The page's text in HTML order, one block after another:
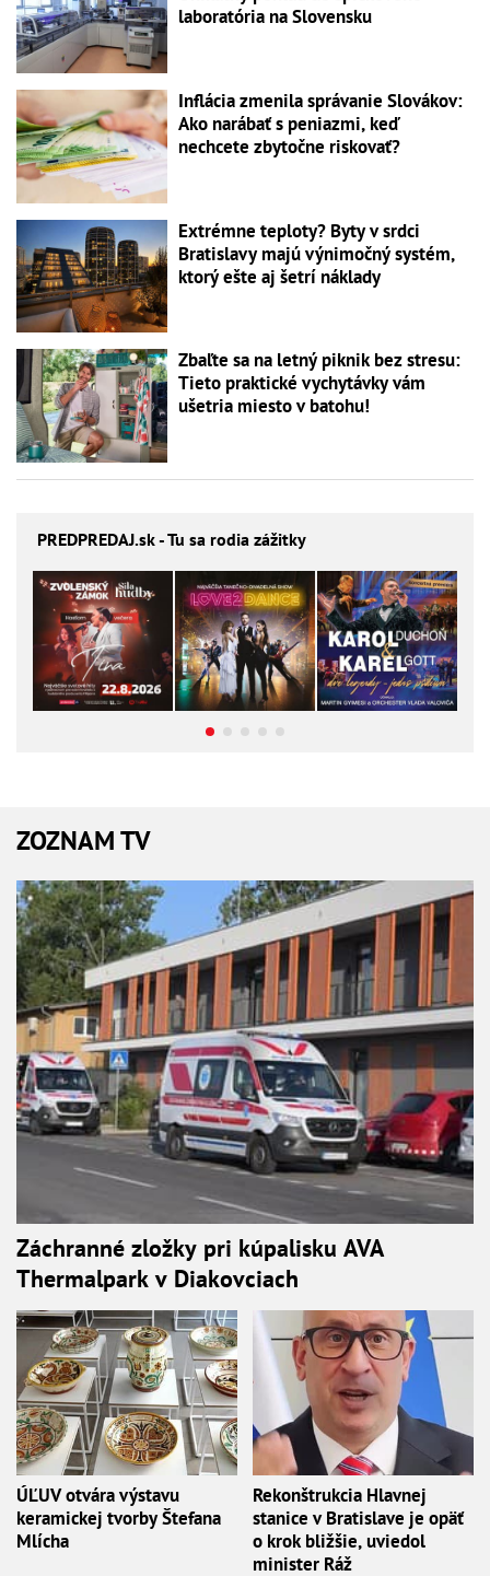
laboratória na Slovensku
Inflácia zmenila správanie Slovákov:
Ako narábať s peniazmi, keď
nechcete zbytočne riskovať?
Extrémne teploty? Byty v srdci
Bratislavy majú výnimočný systém,
ktorý ešte aj šetrí náklady
Zbaľte sa na letný piknik bez stresu:
Tieto praktické vychytávky vám
ušetria miesto v batohu!
PREDPREDAJ.sk - Tu sa rodia zážitky
ZOZNAM TV
Záchranné zložky pri kúpalisku AVA
Thermalpark v Diakovciach
ÚĽUV otvára výstavu
keramickej tvorby Štefana
Mlícha
Rekonštrukcia Hlavnej
stanice v Bratislave je opäť
o krok bližšie, uviedol
minister Ráž